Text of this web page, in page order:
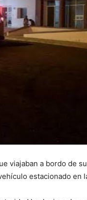
viajaban a bordo de
estacionado en